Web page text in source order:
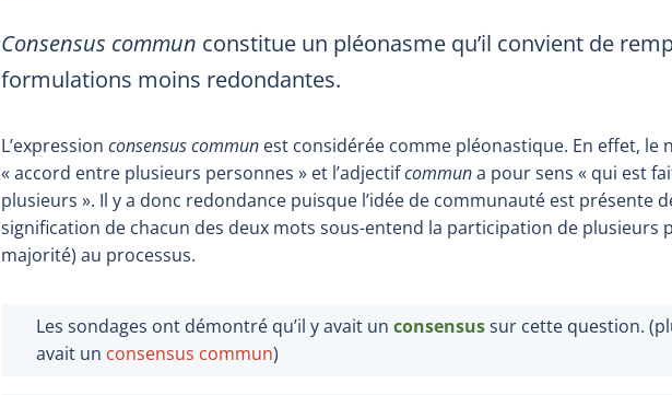
Consensus commun constitue un pléonasme qu’il convient de
formulations moins redondantes.
L’expression consensus commun est considérée comme pléonastique. En effet, le
« accord entre plusieurs personnes » et l’adjectifcommuna pour sens « qui est
plusieurs ». Il y a donc redondance puisque l’idée de communauté est présente
signification de chacun des deux mots sous-entend la participation de plusieurs
majorité) au processus.
Les sondages ont démontré qu’il y avait un consensussur cette question.
avait un consensus commun)